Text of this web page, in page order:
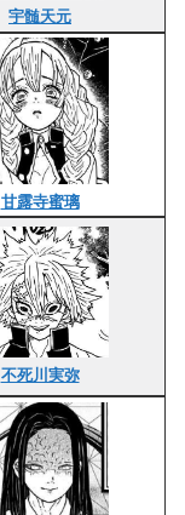
宇髄天元
甘露寺蜜璃
不死川実弥